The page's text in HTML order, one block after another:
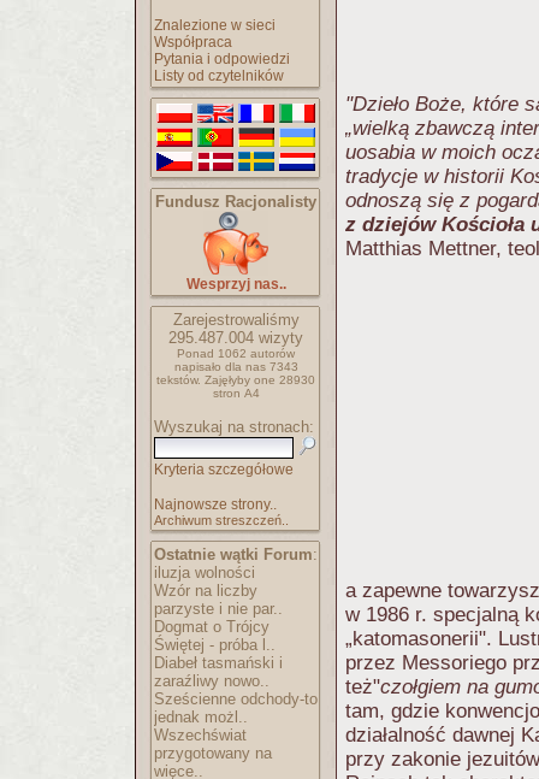
Znalezione w sieci
Współpraca
Pytania i odpowiedzi
Listy od czytelników
Fundusz Racjonalisty
Wesprzyj nas..
Zarejestrowaliśmy
295.487.004 wizyty
Ponad 1062 autorów
napisało dla nas 7343
tekstów. Zajęłyby one 28930
stron A4
Wyszukaj na stronach:
Kryteria szczegółowe
Najnowsze strony..
Archiwum streszczeń..
Ostatnie wątki Forum:
iluzja wolności
Wzór na liczby
parzyste i nie par..
Dogmat o Trójcy
Świętej - próba l..
Diabeł tasmański i
zaraźliwy nowo..
Sześcienne odchody-to
jednak możl..
Wszechświat
przygotowany na
więce..
"Dzieło Boże, które
„wielką zbawczą
uosabia w moich
tradycje w historii
odnoszą się z
z dziejów Kościoła
Matthias Mettner,
a zapewne
w 1986 r. specjalną
„katomasonerii".
przez Messoriego
też"czołgiem na
tam, gdzie
działalność dawnej
przy zakonie